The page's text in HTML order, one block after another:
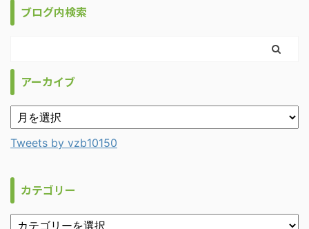
ブログ内検索
アーカイブ
Tweets by vzb10150
カテゴリー